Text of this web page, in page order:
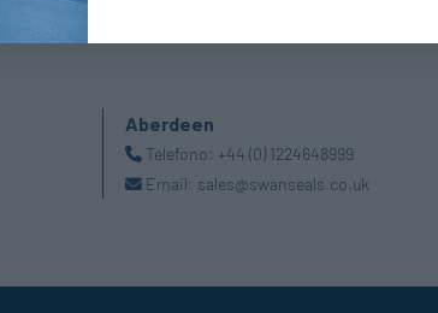
Aberdeen
Telefono: +44 (0) 1224648999
Email: sales@swanseals.co.uk